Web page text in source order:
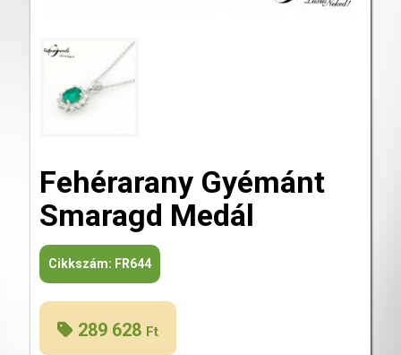
Fehérarany Gyémánt
Smaragd Medál
Cikkszám: FR644
289 628 Ft